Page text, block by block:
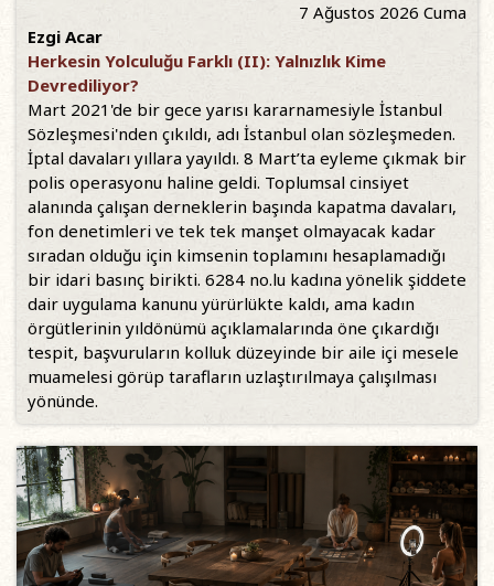
7 Ağustos 2026 Cuma
Ezgi Acar
Herkesin Yolculuğu Farklı (II): Yalnızlık Kime
Devrediliyor?
Mart 2021'de bir gece yarısı kararnamesiyle İstanbul
Sözleşmesi'nden çıkıldı, adı İstanbul olan sözleşmeden.
İptal davaları yıllara yayıldı. 8 Mart’ta eyleme çıkmak bir
polis operasyonu haline geldi. Toplumsal cinsiyet
alanında çalışan derneklerin başında kapatma davaları,
fon denetimleri ve tek tek manşet olmayacak kadar
sıradan olduğu için kimsenin toplamını hesaplamadığı
bir idari basınç birikti. 6284 no.lu kadına yönelik şiddete
dair uygulama kanunu yürürlükte kaldı, ama kadın
örgütlerinin yıldönümü açıklamalarında öne çıkardığı
tespit, başvuruların kolluk düzeyinde bir aile içi mesele
muamelesi görüp tarafların uzlaştırılmaya çalışılması
yönünde.